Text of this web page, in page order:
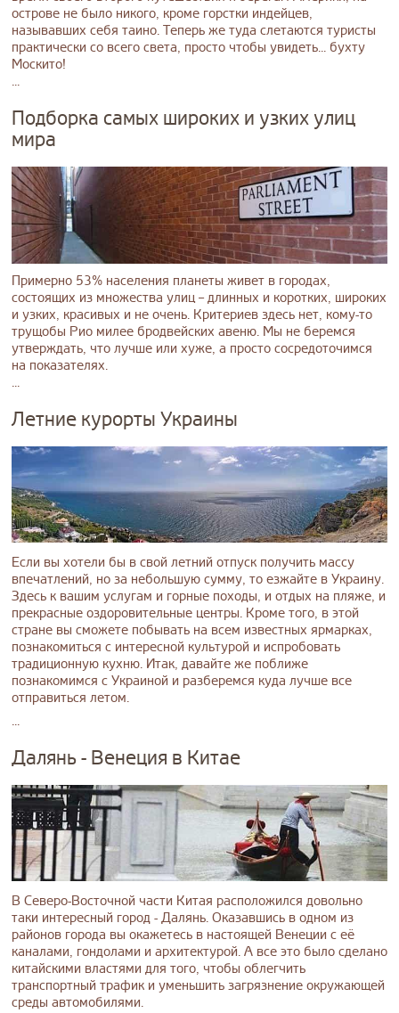
острове не было никого, кроме горстки индейцев,
называвших себя таино. Теперь же туда слетаются туристы
практически со всего света, просто чтобы увидеть... бухту
Москито!
...
Подборка самых широких и узких улиц
мира
Примерно 53% населения планеты живет в городах,
состоящих из множества улиц – длинных и коротких, широких
и узких, красивых и не очень. Критериев здесь нет, кому-то
трущобы Рио милее бродвейских авеню. Мы не беремся
утверждать, что лучше или хуже, а просто сосредоточимся
на показателях.
...
Летние курорты Украины
Если вы хотели бы в свой летний отпуск получить массу
впечатлений, но за небольшую сумму, то езжайте в Украину.
Здесь к вашим услугам и горные походы, и отдых на пляже, и
прекрасные оздоровительные центры. Кроме того, в этой
стране вы сможете побывать на всем известных ярмарках,
познакомиться с интересной культурой и испробовать
традиционную кухню. Итак, давайте же поближе
познакомимся с Украиной и разберемся куда лучше все
отправиться летом.
...
Далянь - Венеция в Китае
В Северо-Восточной части Китая расположился довольно
таки интересный город - Далянь. Оказавшись в одном из
районов города вы окажетесь в настоящей Венеции с её
каналами, гондолами и архитектурой. А все это было сделано
китайскими властями для того, чтобы облегчить
транспортный трафик и уменьшить загрязнение окружающей
среды автомобилями.